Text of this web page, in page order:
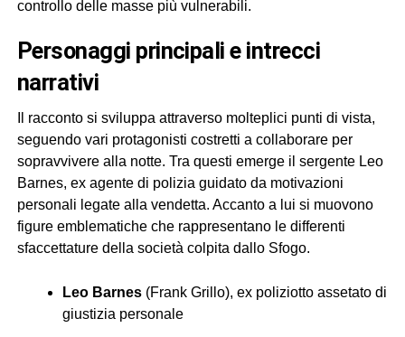
controllo delle masse più vulnerabili.
personaggi principali e intrecci
narrativi
Il racconto si sviluppa attraverso molteplici punti di vista,
seguendo vari protagonisti costretti a collaborare per
sopravvivere alla notte. Tra questi emerge il sergente Leo
Barnes, ex agente di polizia guidato da motivazioni
personali legate alla vendetta. Accanto a lui si muovono
figure emblematiche che rappresentano le differenti
sfaccettature della società colpita dallo Sfogo.
Leo Barnes(Frank Grillo), ex poliziotto assetato di
giustizia personale